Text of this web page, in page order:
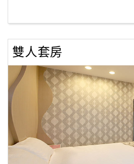
客
服
聯
單
線
上
客
雙人套房